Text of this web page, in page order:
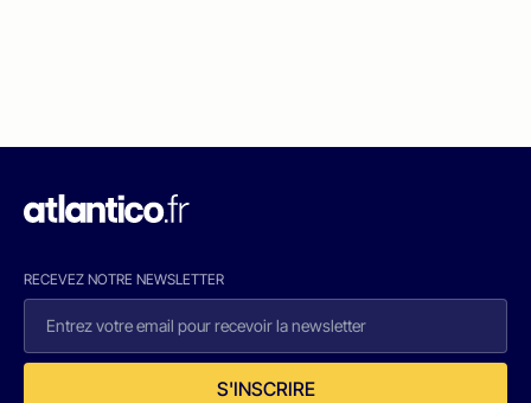
RECEVEZ NOTRE NEWSLETTER
S'INSCRIRE